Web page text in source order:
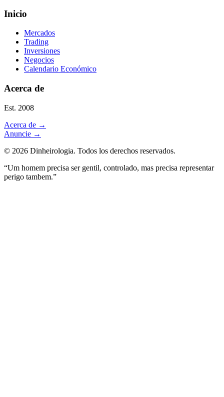
Inicio
Mercados
Trading
Inversiones
Negocios
Calendario Económico
Acerca de
Est. 2008
Acerca de →
Anuncie →
© 2026 Dinheirologia. Todos los derechos reservados.
“Um homem precisa ser gentil, controlado, mas precisa representar
perigo tambem.”